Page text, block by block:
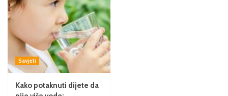
Savjeti
Kako potaknuti dijete da